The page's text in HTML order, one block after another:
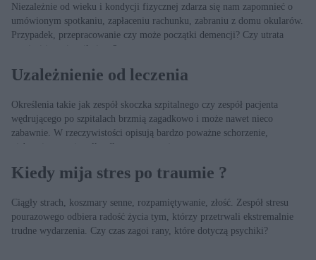
Niezależnie od wieku i kondycji fizycznej zdarza się nam zapomnieć o
umówionym spotkaniu, zapłaceniu rachunku, zabraniu z domu okularów.
Przypadek, przepracowanie czy może początki demencji? Czy utrata
pamięci jest nieunikniona?
Uzależnienie od leczenia
Określenia takie jak zespół skoczka szpitalnego czy zespół pacjenta
wędrującego po szpitalach brzmią zagadkowo i może nawet nieco
zabawnie. W rzeczywistości opisują bardzo poważne schorzenie,
niebezpieczne nie tylko dla samego pacjenta.
Kiedy mija stres po traumie ?
Ciągły strach, koszmary senne, rozpamiętywanie, złość. Zespół stresu
pourazowego odbiera radość życia tym, którzy przetrwali ekstremalnie
trudne wydarzenia. Czy czas zagoi rany, które dotyczą psychiki?